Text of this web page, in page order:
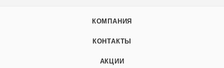
КОМПАНИЯ
КОНТАКТЫ
АКЦИИ